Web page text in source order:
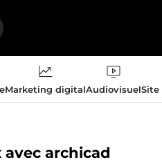
Marketing digitalAudiovisuelSite
archicad